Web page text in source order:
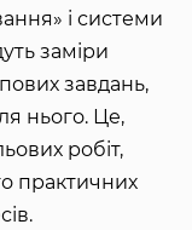
і системи
заміри
завдань,
нього. Це,
робіт,
практичних